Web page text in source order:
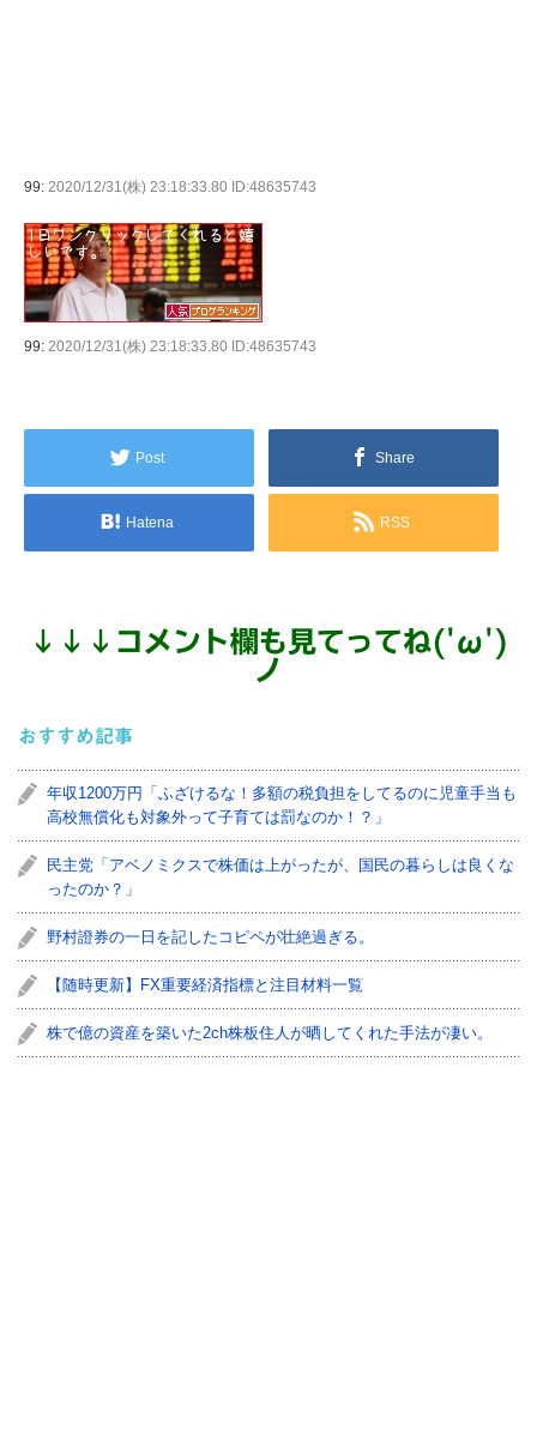
99: 2020/12/31(株) 23:18:33.80 ID:48635743
99: 2020/12/31(株) 23:18:33.80 ID:48635743
Post Share
Hatena RSS
↓ ↓ ↓ コメント欄も見てってね('ω')
ノ
おすすめ記事
年収1200万円「ふざけるな！多額の税負担をしてるのに児童手当も
高校無償化も対象外って子育ては罰なのか！？」
民主党「アベノミクスで株価は上がったが、国民の暮らしは良くな
ったのか？」
野村證券の一日を記したコピペが壮絶過ぎる。
【随時更新】FX重要経済指標と注目材料一覧
株で億の資産を築いた2ch株板住人が晒してくれた手法が凄い。